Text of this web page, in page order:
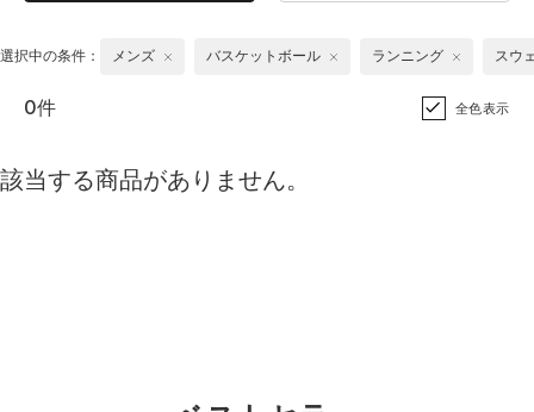
選択中の条件： メンズ バスケットボール ランニング スウ
0件 全色表示
該当する商品がありません。